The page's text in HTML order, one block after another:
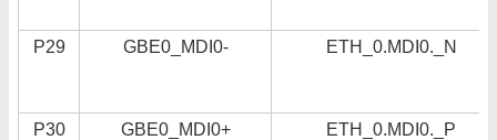
P29 GBE0_MDI0- ETH_0.MDI0._N
P30 GBE0_MDI0+ ETH_0.MDI0._P